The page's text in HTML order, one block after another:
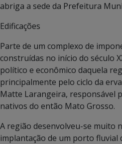
abriga a sede da Prefeitura
Edificações
Parte de um complexo de
construídas no início do século
político e econômico daquela
principalmente pelo ciclo da
Matte Larangeira, responsável
nativos do então Mato Grosso.
A região desenvolveu-se muito
implantação de um porto fluvial